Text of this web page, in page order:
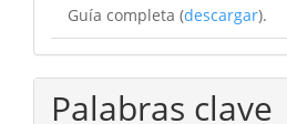
Guía completa (descargar).
Palabras clave